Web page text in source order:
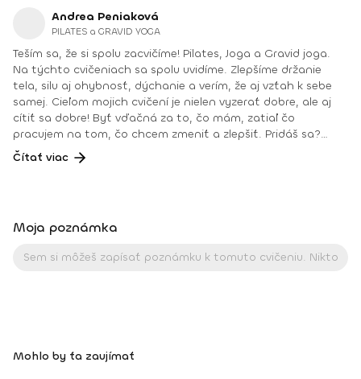
Andrea Peniaková
PILATES a GRAVID YOGA
Teším sa, že si spolu zacvičíme! Pilates, Joga a Gravid joga.
Na týchto cvičeniach sa spolu uvidíme. Zlepšíme držanie
tela, silu aj ohybnosť, dýchanie a verím, že aj vzťah k sebe
samej. Cieľom mojich cvičení je nielen vyzerať dobre, ale aj
cítiť sa dobre! Byť vďačná za to, čo mám, zatiaľ čo
pracujem na tom, čo chcem zmeniť a zlepšiť. Pridáš sa?
Teším sa na teba na online lekciách vo Fitshakeri, aj vo
Fitshaker podcaste! Taktiež osobne na mojich hodinách v
@andrea_mindfulflow Dosiahnuté vzdelanie: • Špecializačný
IYN certificate – Mindfulness Yoga Instructor (mesačný
academy), Trnava, 2004 • Kurz tanečnej a pohybovej terapie
Čítať viac
Moja poznámka
Mohlo by ťa zaujímať